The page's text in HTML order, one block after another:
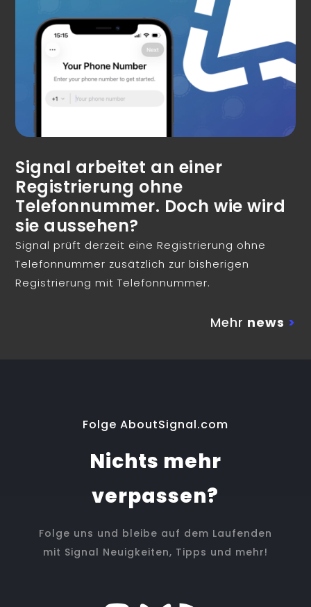
Signal arbeitet an einer
Registrierung ohne
Telefonnummer. Doch wie wird
sie aussehen?
Signal prüft derzeit eine Registrierung ohne
Telefonnummer zusätzlich zur bisherigen
Registrierung mit Telefonnummer.
Mehr news >
Folge AboutSignal.com
Nichts mehr
verpassen?
Folge uns und bleibe auf dem Laufenden
mit Signal Neuigkeiten, Tipps und mehr!